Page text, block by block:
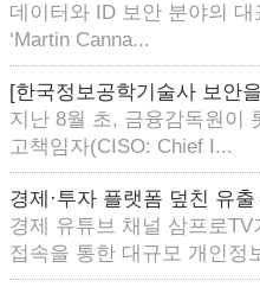
데이터와 ID 보안 분야의 대
‘Martin Canna...
[한국정보공학기술사 보안
지난 8월 초, 금융감독원이
고책임자(CISO: Chief I...
경제·투자 플랫폼 덮친 유
경제 유튜브 채널 삼프로
접속을 통한 대규모 개인정